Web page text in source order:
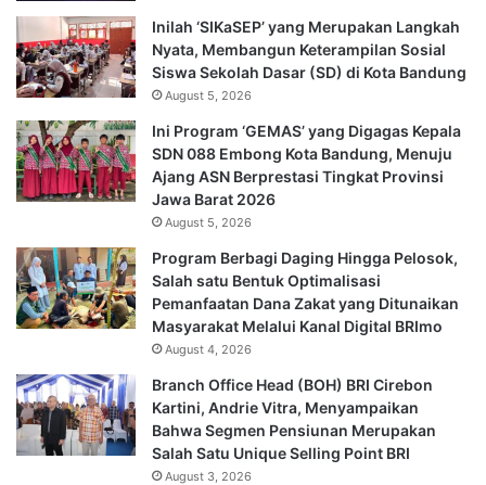
Inilah ‘SIKaSEP’ yang Merupakan Langkah
Nyata, Membangun Keterampilan Sosial
Siswa Sekolah Dasar (SD) di Kota Bandung
August 5, 2026
Ini Program ‘GEMAS’ yang Digagas Kepala
SDN 088 Embong Kota Bandung, Menuju
Ajang ASN Berprestasi Tingkat Provinsi
Jawa Barat 2026
August 5, 2026
Program Berbagi Daging Hingga Pelosok,
Salah satu Bentuk Optimalisasi
Pemanfaatan Dana Zakat yang Ditunaikan
Masyarakat Melalui Kanal Digital BRImo
August 4, 2026
Branch Office Head (BOH) BRI Cirebon
Kartini, Andrie Vitra, Menyampaikan
Bahwa Segmen Pensiunan Merupakan
Salah Satu Unique Selling Point BRI
August 3, 2026